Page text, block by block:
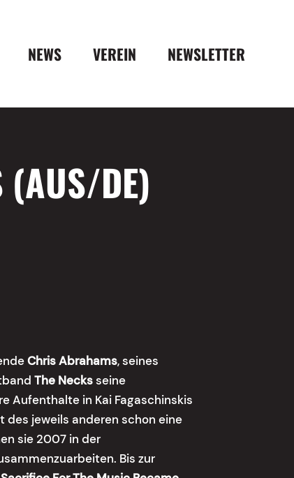
NEWS VEREIN NEWSLETTER
(AUS/DE)
Chris Abrahams, seines
The Necksseine
Aufenthalte in Kai Fagaschinskis
des jeweils anderen schon eine
sie 2007 in der
Bis zur